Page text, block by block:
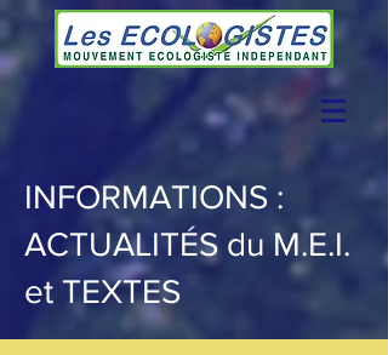
INFORMATIONS :
ACTUALITÉS du M.E.I.
et TEXTES